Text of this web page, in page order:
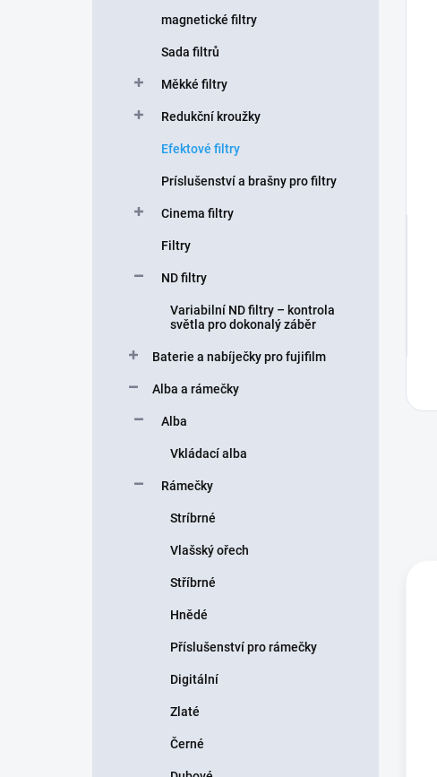
magnetické filtry
Sada filtrů
Měkké filtry
Redukční kroužky
Efektové filtry
Príslušenství a brašny pro filtry
Cinema filtry
Filtry
ND filtry
Variabilní ND filtry – kontrola
světla pro dokonalý záběr
Baterie a nabíječky pro fujifilm
Alba a rámečky
Alba
Vkládací alba
Rámečky
Stríbrné
Vlašský ořech
Stříbrné
Hnědé
Příslušenství pro rámečky
Digitální
Zlaté
Černé